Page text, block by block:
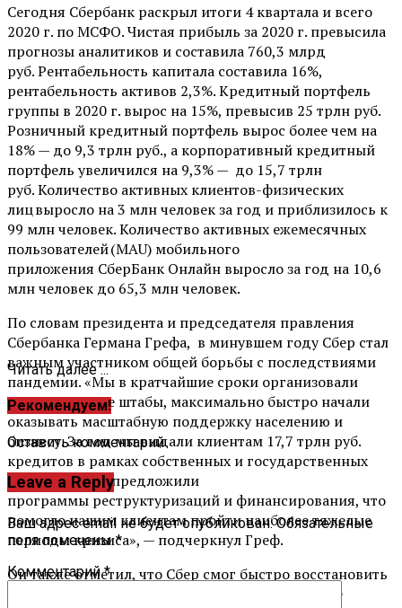
Сегодня Сбербанк раскрыл итоги 4 квартала и всего
2020 г. по МСФО. Чистая прибыль за 2020 г. превысила
прогнозы аналитиков и составила 760,3 млрд
руб.Рентабельность капитала составила 16%,
рентабельность активов 2,3%.Кредитный портфель
группы в 2020 г. вырос на 15%, превысив 25 трлн руб.
Розничный кредитный портфель вырос более чем на
18% — до 9,3 трлн руб., а корпоративный кредитный
портфель увеличился на 9,3% — до 15,7 трлн
руб.Количество активных клиентов-физических
лицвыросло на 3 млн человек за год и приблизилось к
99 млн человек.Количество активных ежемесячных
пользователей(MAU) мобильного
приложения СберБанк Онлайн выросло за год на 10,6
млн человек до 65,3 млн человек.
По словам президента и председателя правления
Сбербанка ГерманаГрефа, в минувшем годуСбер стал
важным участником общей борьбы с последствиями
пандемии. «Мы в кратчайшие сроки организовали
антикризисные штабы, максимально быстро начали
оказывать масштабную поддержку населению и
бизнесу. За год мы выдали клиентам 17,7 трлн руб.
кредитов в рамках собственных и государственных
программ. Мы предложили
программы реструктуризаций и финансирования, что
помогло нашим клиентам пройти наиболее тяжелые
периоды кризиса», — подчеркнул Греф.
Он также отметил, что Сбер смог быстро восстановить
, а также
Читать далее ...
Рекомендуем!
Оставить комментарий
Leave a Reply
Ваш адрес email не будет опубликован. Обязательные
поля помечены*
Комментарий*